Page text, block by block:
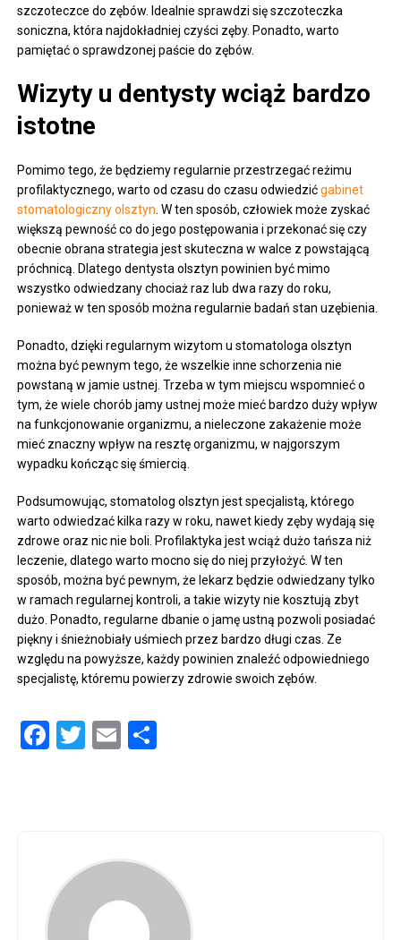
szczoteczce do zębów. Idealnie sprawdzi się szczoteczka
soniczna, która najdokładniej czyści zęby. Ponadto, warto
pamiętać o sprawdzonej paście do zębów.
Wizyty u dentysty wciąż bardzo
istotne
Pomimo tego, że będziemy regularnie przestrzegać reżimu
profilaktycznego, warto od czasu do czasu odwiedzićgabinet
stomatologiczny olsztyn . W ten sposób, człowiek może zyskać
większą pewność co do jego postępowania i przekonać się czy
obecnie obrana strategia jest skuteczna w walce z powstającą
próchnicą. Dlatego dentysta olsztyn powinien być mimo
wszystko odwiedzany chociaż raz lub dwa razy do roku,
ponieważ w ten sposób można regularnie badań stan uzębienia.
Ponadto, dzięki regularnym wizytom u stomatologa olsztyn
można być pewnym tego, że wszelkie inne schorzenia nie
powstaną w jamie ustnej. Trzeba w tym miejscu wspomnieć o
tym, że wiele chorób jamy ustnej może mieć bardzo duży wpływ
na funkcjonowanie organizmu, a nieleczone zakażenie może
mieć znaczny wpływ na resztę organizmu, w najgorszym
wypadku kończąc się śmiercią.
Podsumowując, stomatolog olsztyn jest specjalistą, którego
warto odwiedzać kilka razy w roku, nawet kiedy zęby wydają się
zdrowe oraz nic nie boli. Profilaktyka jest wciąż dużo tańsza niż
leczenie, dlatego warto mocno się do niej przyłożyć. W ten
sposób, można być pewnym, że lekarz będzie odwiedzany tylko
w ramach regularnej kontroli, a takie wizyty nie kosztują zbyt
dużo. Ponadto, regularne dbanie o jamę ustną pozwoli posiadać
piękny i śnieżnobiały uśmiech przez bardzo długi czas. Ze
względu na powyższe, każdy powinien znaleźć odpowiedniego
specjalistę, któremu powierzy zdrowie swoich zębów.
Facebook
Twitter
Email